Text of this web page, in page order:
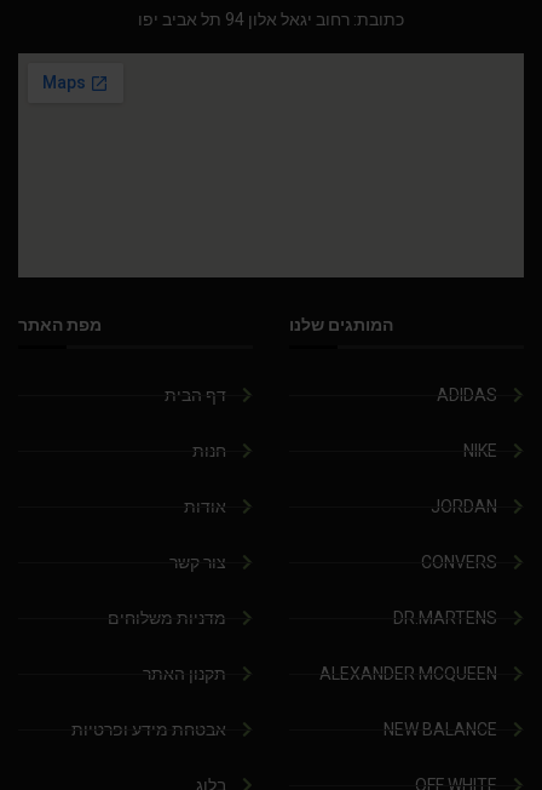
כתובת: רחוב יגאל אלון 94 תל אביב יפו
המותגים שלנו
ADIDAS
NIKE
JORDAN
CONVERS
DR.MARTENS
ALEXANDER MCQUEEN
NEW BALANCE
OFF WHITE
מפת האתר
דף הבית
חנות
אודות
צור קשר
מדניות משלוחים
תקנון האתר
אבטחת מידע ופרטיות
בלוג